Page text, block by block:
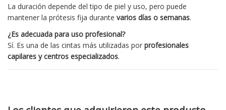
La duración depende del tipo de piel y uso, pero puede
mantener la prótesis fija durante varios días o semanas.
¿Es adecuada para uso profesional?
Sí. Es una de las cintas más utilizadas por profesionales
capilares y centros especializados.